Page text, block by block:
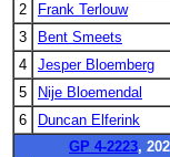
2
Frank Terlouw
3
Bent Smeets
4
Jesper Bloemberg
5
Nije Bloemendal
6
Duncan Elferink
GP 4-2223,